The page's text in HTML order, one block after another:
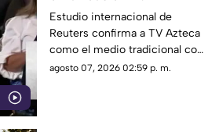
Mañanera: Estudio de
Reuters confirma
liderazgo de TV Azteca
en alcance y
Estudio internacional de
Reuters confirma a TV Azteca
como el medio tradicional con
mayor alcance y credibilidad
agosto 07, 2026 02:59 p. m.